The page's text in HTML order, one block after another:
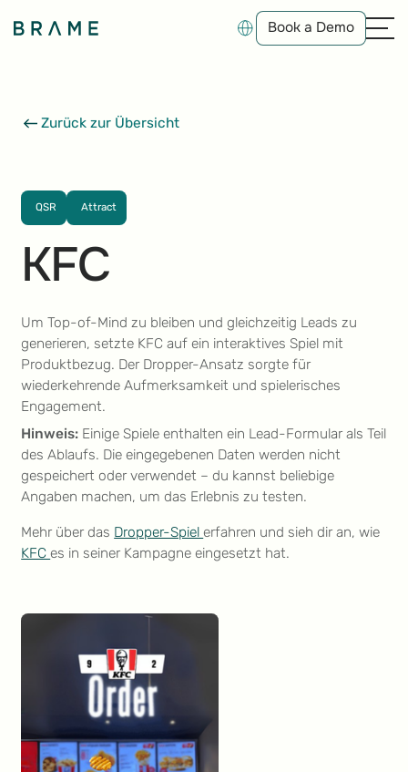
Book a Demo
Book a Demo
Zurück zur Übersicht
QSR Attract
KFC
Um Top-of-Mind zu bleiben und gleichzeitig Leads zu
generieren, setzte KFC auf ein interaktives Spiel mit
Produktbezug. Der Dropper-Ansatz sorgte für
wiederkehrende Aufmerksamkeit und spielerisches
Engagement.
Hinweis: Einige Spiele enthalten ein Lead-Formular als Teil
des Ablaufs. Die eingegebenen Daten werden nicht
gespeichert oder verwendet – du kannst beliebige
Angaben machen, um das Erlebnis zu testen.
Mehr über das Dropper-Spielerfahren und sieh dir an, wie
KFCes in seiner Kampagne eingesetzt hat.